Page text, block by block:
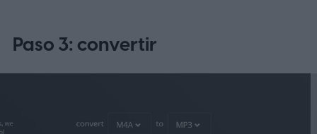
Paso 3: convertir